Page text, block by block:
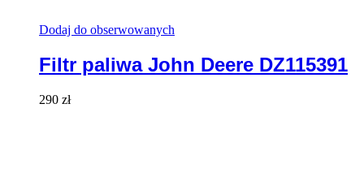
Dodaj do obserwowanych
Filtr paliwa John Deere DZ115391
290 zł